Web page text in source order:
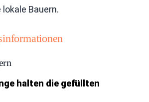
Bauern.
halten die gefüllten